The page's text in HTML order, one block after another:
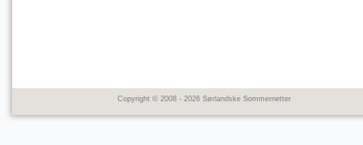
Copyright © 2008 - 2026 Sørlandske Sommernetter